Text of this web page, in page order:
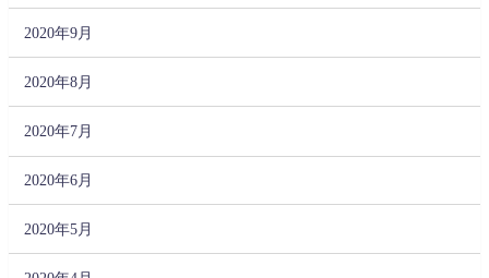
2020年9月
2020年8月
2020年7月
2020年6月
2020年5月